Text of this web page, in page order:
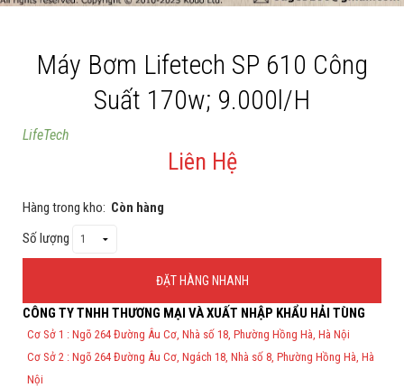
Máy Bơm Lifetech SP 610 Công
Suất 170w; 9.000l/h
LifeTech
Liên Hệ
Hàng trong kho: Còn hàng
Số lượng
ĐẶT HÀNG NHANH
Thông Tin Đặt Hàng
Theo Nghị định 123/2020/NĐ-CP và nghị định 70/2025/NĐ-CP về việc
thực hiện lập Hóa Đơn Điện Tử bán hàng và cung cấp dịch vụ cho
người mua bắt buộc phải thế hiện đầy đủ thông tin: họ tên, địa chỉ, mã
CÔNG TY TNHH THƯƠNG MẠI VÀ XUẤT NHẬP KHẨU HẢI TÙNG
Cơ Sở 1 : Ngõ 264 Đường Âu Cơ, Nhà số 18, Phường Hồng Hà, Hà Nội
Cơ Sở 2 : Ngõ 264 Đường Âu Cơ, Ngách 18, Nhà số 8, Phường Hồng Hà, Hà
Nội
Dự Án
Cá Koi
Liên hệ